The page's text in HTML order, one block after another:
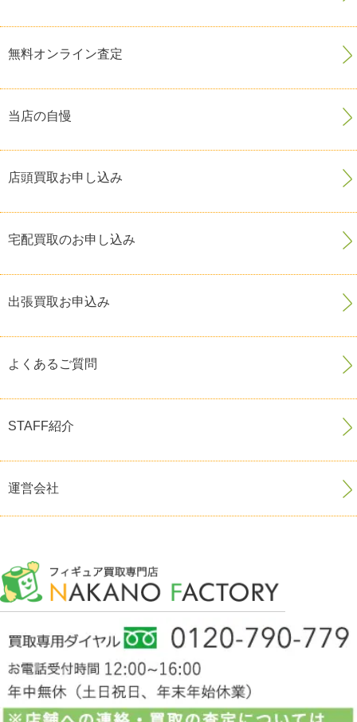
無料オンライン査定
当店の自慢
店頭買取お申し込み
宅配買取のお申し込み
出張買取お申込み
よくあるご質問
STAFF紹介
運営会社